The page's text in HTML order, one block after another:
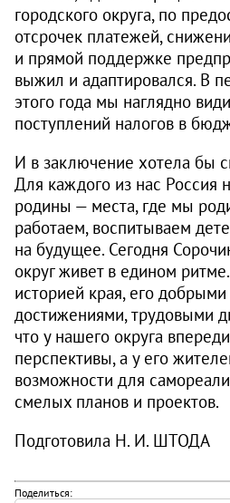
городского округа, по
отсрочек платежей,
и прямой поддержке
выжил и адаптировался. В
этого года мы наглядно
поступлений налогов в
И в заключение хотела бы
Для каждого из нас Россия
родины — места, где мы
работаем, воспитываем
на будущее. Сегодня
округ живет в едином
историей края, его
достижениями, трудовыми
что у нашего округа
перспективы, а у его
возможности для
смелых планов и проектов.
Подготовила Н. И. ШТОДА
Поделиться: